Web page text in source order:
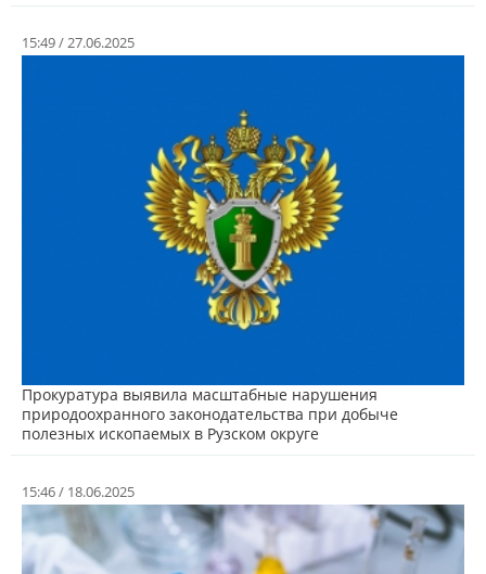
15:49 / 27.06.2025
Прокуратура выявила масштабные нарушения
природоохранного законодательства при добыче
полезных ископаемых в Рузском округе
15:46 / 18.06.2025